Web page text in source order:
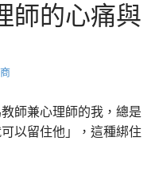
師的心痛與
師兼心理師的我，總是
以留住他」，這種綁住